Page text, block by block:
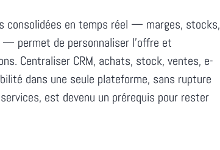
consolidées en temps réel — marges, stocks,
— permet de personnaliser l'offre et
Centraliser CRM, achats, stock, ventes, e-
dans une seule plateforme, sans rupture
est devenu un prérequis pour rester